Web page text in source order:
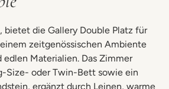
bietet die Gallery Double Platz für
zeitgenössischen Ambiente
edlen Materialien. Das Zimmer
Size- oder Twin-Bett sowie ein
ergänzt durch Leinen, warme